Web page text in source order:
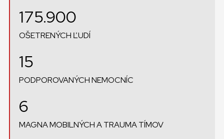
175.900
OŠETRENÝCH ĽUDÍ
15
PODPOROVANÝCH NEMOCNÍC
6
MAGNA MOBILNÝCH A TRAUMA TÍMOV